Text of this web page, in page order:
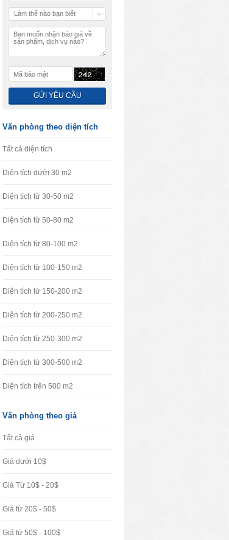
Làm thế nào bạn biết
Văn phòng theo diện tích
Tất cả diện tích
Diện tích dưới 30 m2
Diện tích từ 30-50 m2
Diện tích từ 50-80 m2
Diện tích từ 80-100 m2
Diện tích từ 100-150 m2
Diện tích từ 150-200 m2
Diện tích từ 200-250 m2
Diện tích từ 250-300 m2
Diện tích từ 300-500 m2
Diện tích trên 500 m2
Văn phòng theo giá
Tất cả giá
Giá dưới 10$
Giá Từ 10$ - 20$
Giá từ 20$ - 50$
Giá từ 50$ - 100$